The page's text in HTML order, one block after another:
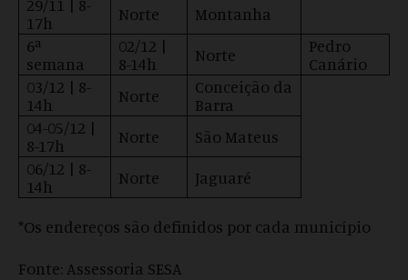
29/11 | 8-
17h
Norte
Montanha
6ª
semana
02/12 |
8-14h
Norte
Pedro
Canário
03/12 | 8-
14h
Norte
Conceição da
Barra
04-05/12 |
8-17h
Norte
São Mateus
06/12 | 8-
14h
Norte Jaguaré
*Os endereços são definidos por cada município
Fonte: Assessoria SESA